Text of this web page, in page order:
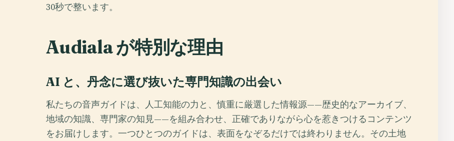
30秒で整います。
Audiala が特別な理由
AI と、丹念に選び抜いた専門知識の出会い
私たちの音声ガイドは、人工知能の力と、慎重に厳選した情報源——歴史的なアーカイブ、
地域の知識、専門家の知見——を組み合わせ、正確でありながら心を惹きつけるコンテンツ
をお届けします。一つひとつのガイドは、表面をなぞるだけでは終わりません。その土地